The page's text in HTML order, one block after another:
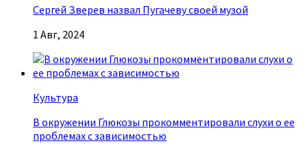
Сергей Зверев назвал Пугачеву своей музой
1 Авг, 2024
Культура
В окружении Глюкозы прокомментировали слухи о ее
проблемах с зависимостью